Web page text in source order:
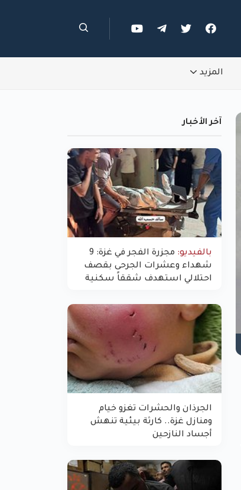
المزيد
آخر الأخبار
بالفيديو:
مجزرة الفجر في غزة: 9
شهداء وعشرات الجرحى بقصف
احتلالي استهدف شققاً سكنية
الجرذان والحشرات تغزو خيام
ومنازل غزة.. كارثة بيئية تنهش
أجساد النازحين